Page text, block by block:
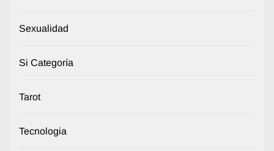
Sexualidad
Si Categoría
Tarot
Tecnologia